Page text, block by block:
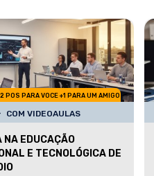
POS PARA VOCE +1 PARA UM AMIGO
COM VIDEOAULAS
NA EDUCAÇÃO
E TECNOLÓGICA DE